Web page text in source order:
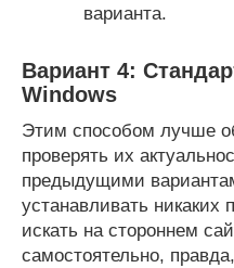
варианта.
Вариант 4:
Windows
Этим способом лучше
проверять их
предыдущими
устанавливать никаких
искать на стороннем
самостоятельно,